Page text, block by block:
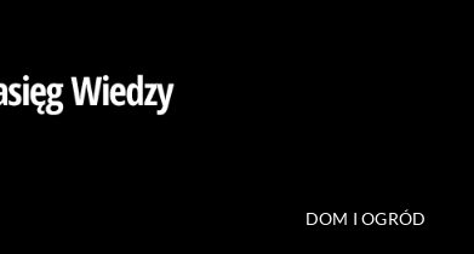
DOM I OGRÓD